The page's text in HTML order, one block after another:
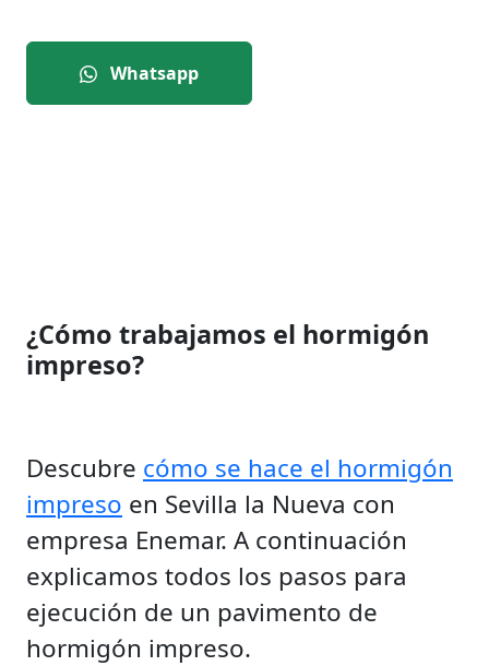
Whatsapp
¿Cómo trabajamos el hormigón
impreso?
Descubre cómo se hace el hormigón
impreso en Sevilla la Nueva con
empresa Enemar. A continuación
explicamos todos los pasos para
ejecución de un pavimento de
hormigón impreso.